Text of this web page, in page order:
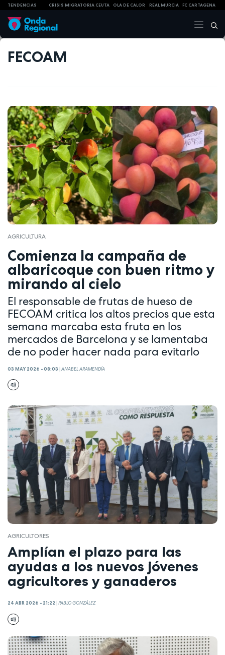
TENDENCIAS CRISIS MIGRATORIA CEUTA OLA DE CALOR REAL MURCIA FC CARTAGENA
FECOAM
AGRICULTURA
Comienza la campaña de
albaricoque con buen ritmo y
mirando al cielo
El responsable de frutas de hueso de
FECOAM critica los altos precios que esta
semana marcaba esta fruta en los
mercados de Barcelona y se lamentaba
de no poder hacer nada para evitarlo
03 MAY 2026 - 08:03 |ANABEL ARAMENDÍA
AGRICULTORES
Amplían el plazo para las
ayudas a los nuevos jóvenes
agricultores y ganaderos
24 ABR 2026 - 21:22 PABLO GONZÁLEZ